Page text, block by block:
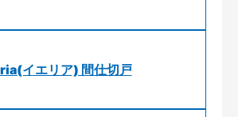
イエリア) 間仕切戸